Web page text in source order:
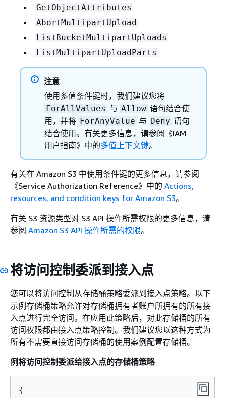
GetObjectAttributes
AbortMultipartUpload
ListBucketMultipartUploads
ListMultipartUploadParts
注意
使用多值条件键时，我们建议您将
ForAllValues 与 Allow 语句结合使
用，并将 ForAnyValue 与 Deny 语句
结合使用。有关更多信息，请参阅《IAM
用户指南》中的多值上下文键。
有关在 Amazon S3 中使用条件键的更多信息，请参阅
《Service Authorization Reference》 中的 Actions,
resources, and condition keys for Amazon S3。
有关 S3 资源类型对 S3 API 操作所需权限的更多信息，请
参阅 Amazon S3 API 操作所需的权限。
将访问控制委派到接入点
您可以将访问控制从存储桶策略委派到接入点策略。以下
示例存储桶策略允许对存储桶拥有者账户所拥有的所有接
入点进行完全访问。在应用此策略后，对此存储桶的所有
访问权限都由接入点策略控制。我们建议您以这种方式为
所有不需要直接访问存储桶的使用案例配置存储桶。
例将访问控制委派给接入点的存储桶策略
{